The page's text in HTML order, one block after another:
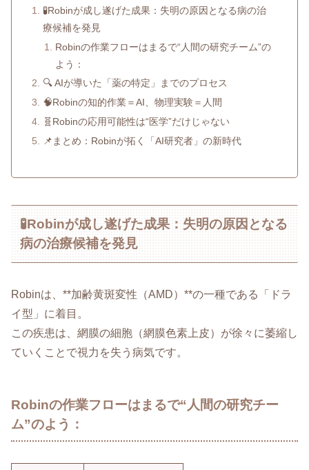
🧪Robinが成し遂げた成果：失明の原因となる病の治
療候補を発見
Robinの作業フローはまるで“人間の研究チーム”の
よう：
🔍 AIが導いた「薬の特定」までのプロセス
🧠Robinの知的作業＝AI、物理実験＝人間
🧬Robinの応用可能性は“医学”だけじゃない
📌まとめ：Robinが拓く「AI研究者」の新時代
🧪Robinが成し遂げた成果：失明の原因となる
病の治療候補を発見
Robinは、**加齢黄斑変性（AMD）**の一種である「ドラ
イ型」に着目。
この疾患は、網膜の細胞（網膜色素上皮）が徐々に萎縮し
ていくことで視力を失う病気です。
Robinの作業フローはまるで“人間の研究チー
ム”のよう：